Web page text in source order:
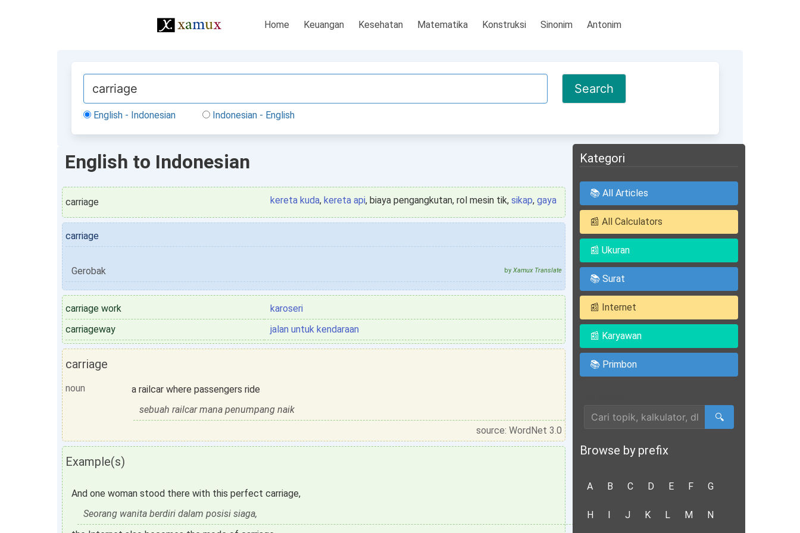
Home Keuangan Kesehatan Matematika Konstruksi Sinonim Antonim
English - Indonesian Indonesian - English
English to Indonesian
carriage kereta kuda, kereta api, biaya pengangkutan, rol mesin tik, sikap, gaya
carriage
Gerobak by Xamux Translate
carriage work
karoseri
carriageway
jalan untuk kendaraan
carriage
noun
a railcar where passengers ride
sebuah railcar mana penumpang naik
source: WordNet 3.0
Example(s)
And one woman stood there with this perfect carriage,
Seorang wanita berdiri dalam posisi siaga,
Kategori
📚 All Articles
📰 All Calculators
📰 Ukuran
📚 Surat
📰 Internet
📰 Karyawan
📚 Primbon
🔍
Browse by prefix
A B C D E F G
H I J K L M N